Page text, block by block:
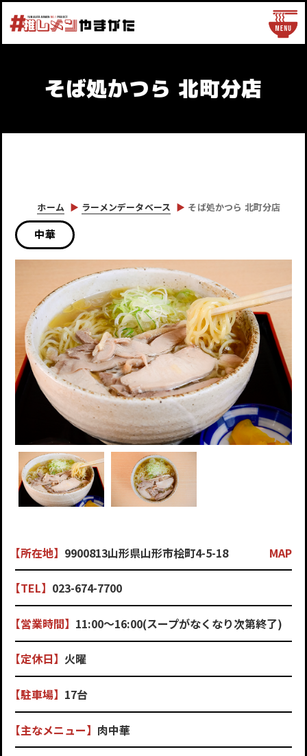
そば処かつら 北町分店
ホーム ラーメンデータベース そば処かつら 北町分店
中華
【所在地】 9900813山形県山形市桧町4-5-18 MAP
【TEL】 023-674-7700
【営業時間】 11:00～16:00(スープがなくなり次第終了)
【定休日】 火曜
【駐車場】 17台
【主なメニュー】 肉中華